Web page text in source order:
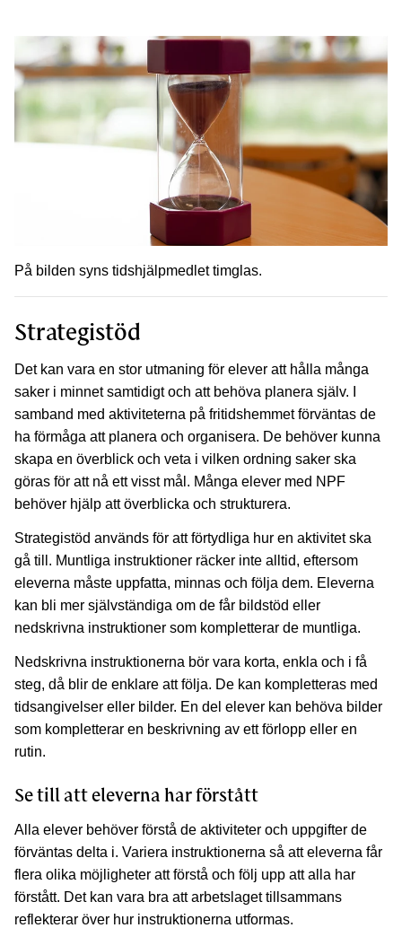
På bilden syns tidshjälpmedlet timglas.
Strategistöd
Det kan vara en stor utmaning för elever att hålla många
saker i minnet samtidigt och att behöva planera själv. I
samband med aktiviteterna på fritidshemmet förväntas de
ha förmåga att planera och organisera. De behöver kunna
skapa en överblick och veta i vilken ordning saker ska
göras för att nå ett visst mål. Många elever med NPF
behöver hjälp att överblicka och strukturera.
Strategistöd används för att förtydliga hur en aktivitet ska
gå till. Muntliga instruktioner räcker inte alltid, eftersom
eleverna måste uppfatta, minnas och följa dem. Eleverna
kan bli mer självständiga om de får bildstöd eller
nedskrivna instruktioner som kompletterar de muntliga.
Nedskrivna instruktionerna bör vara korta, enkla och i få
steg, då blir de enklare att följa. De kan kompletteras med
tidsangivelser eller bilder. En del elever kan behöva bilder
som kompletterar en beskrivning av ett förlopp eller en
rutin.
Se till att eleverna har förstått
Alla elever behöver förstå de aktiviteter och uppgifter de
förväntas delta i. Variera instruktionerna så att eleverna får
flera olika möjligheter att förstå och följ upp att alla har
förstått. Det kan vara bra att arbetslaget tillsammans
reflekterar över hur instruktionerna utformas.